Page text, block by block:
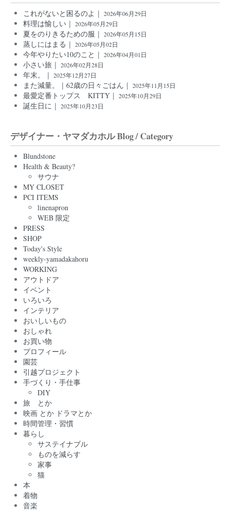
これがないと困るのよ｜ 2026年06月29日
料理は愉しい｜ 2026年05月29日
夏をのりきるための服｜ 2026年05月15日
蒸しにはまる｜ 2026年05月02日
今年やりたい10のこと｜ 2026年04月01日
小さい旅｜ 2026年02月28日
年末。｜ 2025年12月27日
また減量。｜62歳の日々ごはん｜ 2025年11月15日
最愛定番トップス KITTY｜ 2025年10月29日
誕生日に｜ 2025年10月23日
デザイナー・ヤマダカホル Blog / Category
Blundstone
Health & Beauty?
サウナ
MY CLOSET
PCI ITEMS
linenapron
WEB 限定
PRESS
SHOP
Today's Style
weekly-yamadakahoru
WORKING
アウトドア
イベント
いろいろ
インテリア
おいしいもの
おしゃれ
お買い物
プロフィール
園芸
引越プロジェクト
手づくり・手仕事
DIY
旅 とか
映画 とか ドラマとか
時間管理・習慣
暮らし
サステイナブル
ものを減らす
家事
猫
本
着物
音楽